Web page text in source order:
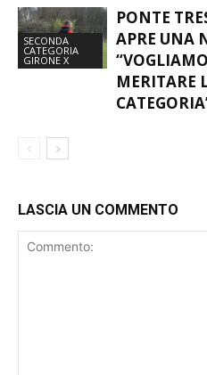
PONTE
APRE UNA
MERITARE
LASCIA UN COMMENTO